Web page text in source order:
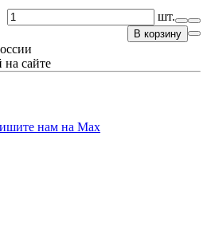
шт.
В корзину
на сайте
нам на Max